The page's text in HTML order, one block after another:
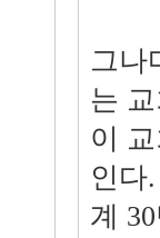
그나
는
이
인다
계